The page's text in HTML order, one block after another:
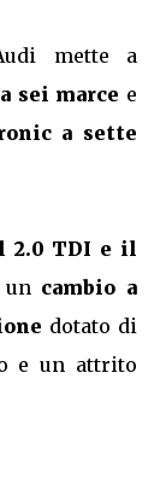
mette a
sei marce e
a sette
2.0 TDI e il
un cambio a
dotato di
e un attrito